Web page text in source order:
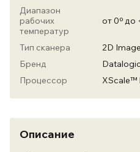
Диапазон
рабочих
температур
от 0º до
Тип сканера
2D
Бренд
Datalogic
Процессор
XScale™
Описание